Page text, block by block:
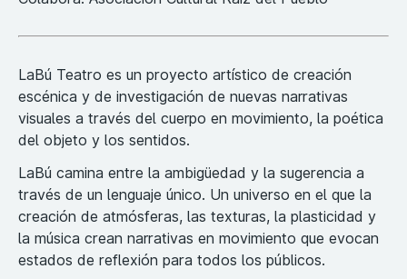
LaBú Teatro es un proyecto artístico de creación
escénica y de investigación de nuevas narrativas
visuales a través del cuerpo en movimiento, la poética
del objeto y los sentidos.
LaBú camina entre la ambigüedad y la sugerencia a
través de un lenguaje único. Un universo en el que la
creación de atmósferas, las texturas, la plasticidad y
la música crean narrativas en movimiento que evocan
estados de reflexión para todos los públicos.